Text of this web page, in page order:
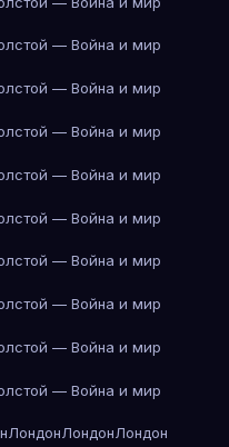
— Война и мир
— Война и мир
— Война и мир
— Война и мир
— Война и мир
— Война и мир
— Война и мир
— Война и мир
— Война и мир
ЛондонЛондонЛондон